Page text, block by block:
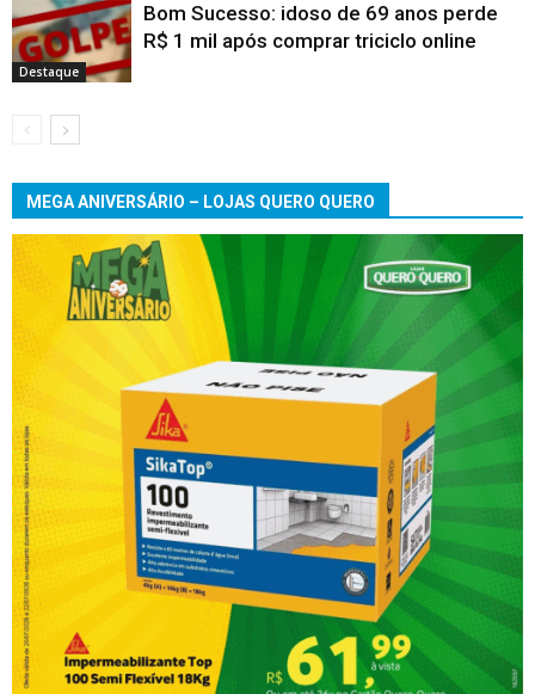
Destaque
Bom Sucesso: idoso de 69 anos perde
R$ 1 mil após comprar triciclo online
MEGA ANIVERSÁRIO – LOJAS QUERO QUERO